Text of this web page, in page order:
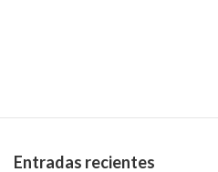
marzo 26, 2026
Entradas recientes